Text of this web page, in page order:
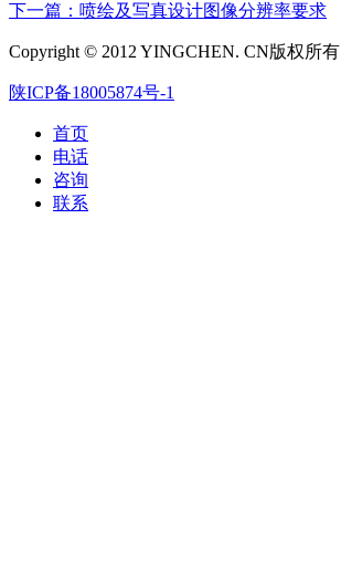
下一篇：喷绘及写真设计图像分辨率要求
Copyright © 2012 YINGCHEN. CN版权所有
陕ICP备18005874号-1
首页
电话
咨询
联系